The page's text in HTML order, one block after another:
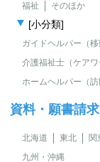
福祉 そのほか
[小分類]
ガイドヘルパー（移
介護福祉士（ケアワ
ホームヘルパー（訪
資料・願書請
北海道 東北 関
九州・沖縄